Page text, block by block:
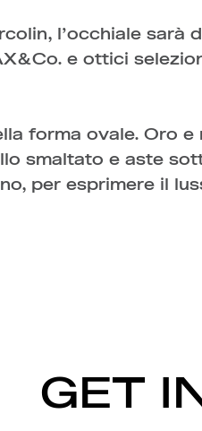
l’occhiale sarà
e ottici
forma ovale. Oro e
smaltato e aste
per esprimere il
GET